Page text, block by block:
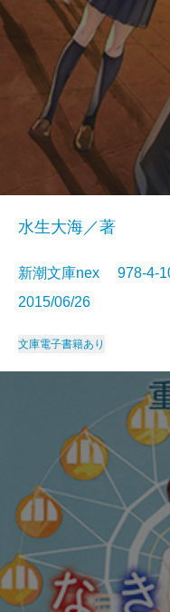
水生大海／著
新潮文庫nex 978-4-
2015/06/26
文庫電子書籍あり